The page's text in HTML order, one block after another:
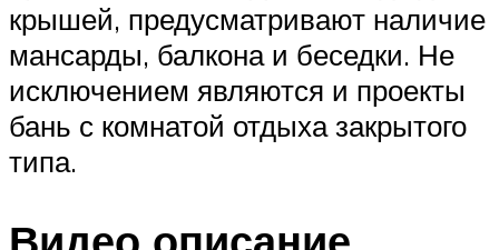
крышей, предусматривают наличие
мансарды, балкона и беседки. Не
исключением являются и проекты
бань с комнатой отдыха закрытого
типа.